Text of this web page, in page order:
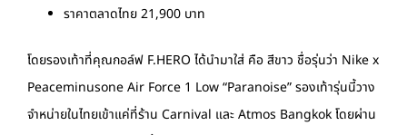
ราคาตลาดไทย 21,900 บาท
โดยรองเท้าที่คุณกอล์ฟ F.HERO ได้นำมาใส่ คือ สีขาว ชื่อรุ่นว่า Nike x
Peaceminusone Air Force 1 Low “Paranoise” รองเท้ารุ่นนี้วาง
จำหน่ายในไทยเข้าแค่ที่ร้าน Carnival และ Atmos Bangkok โดยผ่าน